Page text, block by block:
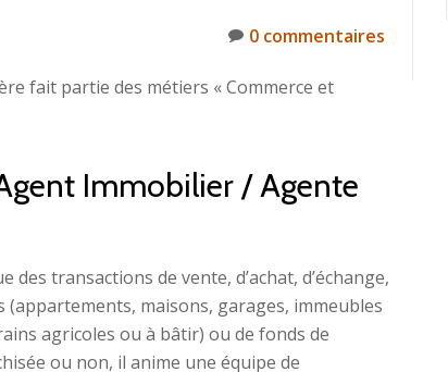
0 commentaires
fait partie des métiers « Commerce et
Immobilier / Agente
des transactions de vente, d’achat, d’échange,
maisons, garages, immeubles
agricoles ou à bâtir) ou de fonds de
ou non, il anime une équipe de